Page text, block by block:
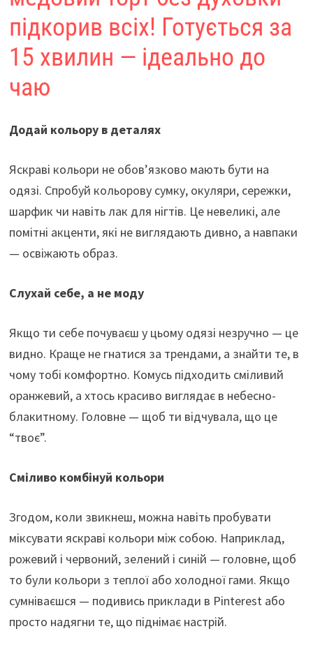
підкорив всіх! Готується за
15 хвилин — ідеально до
чаю
Додай кольору в деталях
Яскраві кольори не обов’язково мають бути на
одязі. Спробуй кольорову сумку, окуляри, сережки,
шарфик чи навіть лак для нігтів. Це невеликі, але
помітні акценти, які не виглядають дивно, а навпаки
— освіжають образ.
Слухай себе, а не моду
Якщо ти себе почуваєш у цьому одязі незручно — це
видно. Краще не гнатися за трендами, а знайти те, в
чому тобі комфортно. Комусь підходить сміливий
оранжевий, а хтось красиво виглядає в небесно-
блакитному. Головне — щоб ти відчувала, що це
“твоє”.
Сміливо комбінуй кольори
Згодом, коли звикнеш, можна навіть пробувати
міксувати яскраві кольори між собою. Наприклад,
рожевий і червоний, зелений і синій — головне, щоб
то були кольори з теплої або холодної гами. Якщо
сумніваєшся — подивись приклади в Pinterest або
просто надягни те, що піднімає настрій.